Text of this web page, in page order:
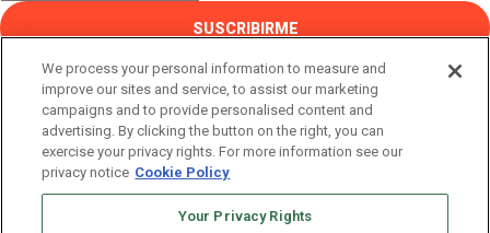
SUSCRIBIRME
Este sitio está protegido por reCAPTCHA y Google
Política de
privacidady Se aplican lasCondiciones de servicio
¡Muchas gracias!
¡Suscríbete a Siempre Auto y mantente informado!
Recibe gratis la información más importante diariamente a tu
We process your personal information to measure and
improve our sites and service, to assist our marketing
campaigns and to provide personalised content and
advertising. By clicking the button on the right, you can
exercise your privacy rights. For more information see our
privacy notice Cookie Policy
Your Privacy Rights